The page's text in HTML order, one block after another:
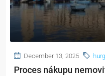
December 13, 2025
Proces nákupu